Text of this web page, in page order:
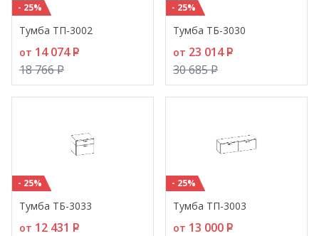
- 25%
Тумба ТП-3002
от 14 074P
18 766P
- 25%
Тумба ТБ-3030
от 23 014P
30 685P
- 25%
Тумба ТБ-3033
от 12 431 P
- 25%
Тумба ТП-3003
от 13 000 P